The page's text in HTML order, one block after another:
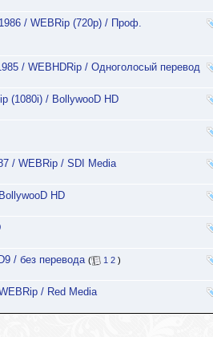
/ WEBRip (720p) / Проф.
/ WEBHDRip / Одноголосый перевод
(1080i) / BollywooD HD
/ WEBRip / SDI Media
HD
/ без перевода ( 1 2 )
/ Red Media